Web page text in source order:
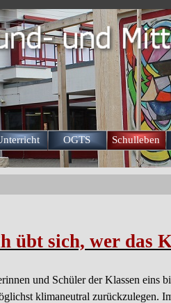
Menü
▼ ▼
OGTS ▼
Schulleben
übt sich, wer das
und Schüler der Klassen eins
klimaneutral zurückzulegen.